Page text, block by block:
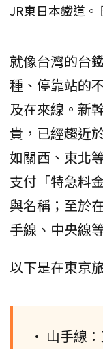
JR東日本鐵道。
就像台灣的台
種、停靠站的
及在來線。新
貴，已經趨近
如關西、東北
支付「特急料
與名稱；至於
手線、中央線
以下是在東京
• 山手線